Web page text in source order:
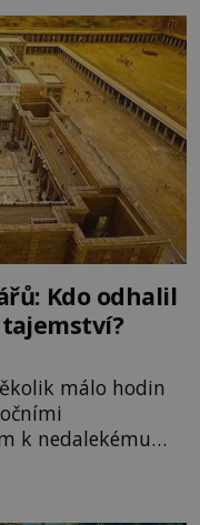
Kdo odhalil
málo hodin
k nedalekému
ranec s